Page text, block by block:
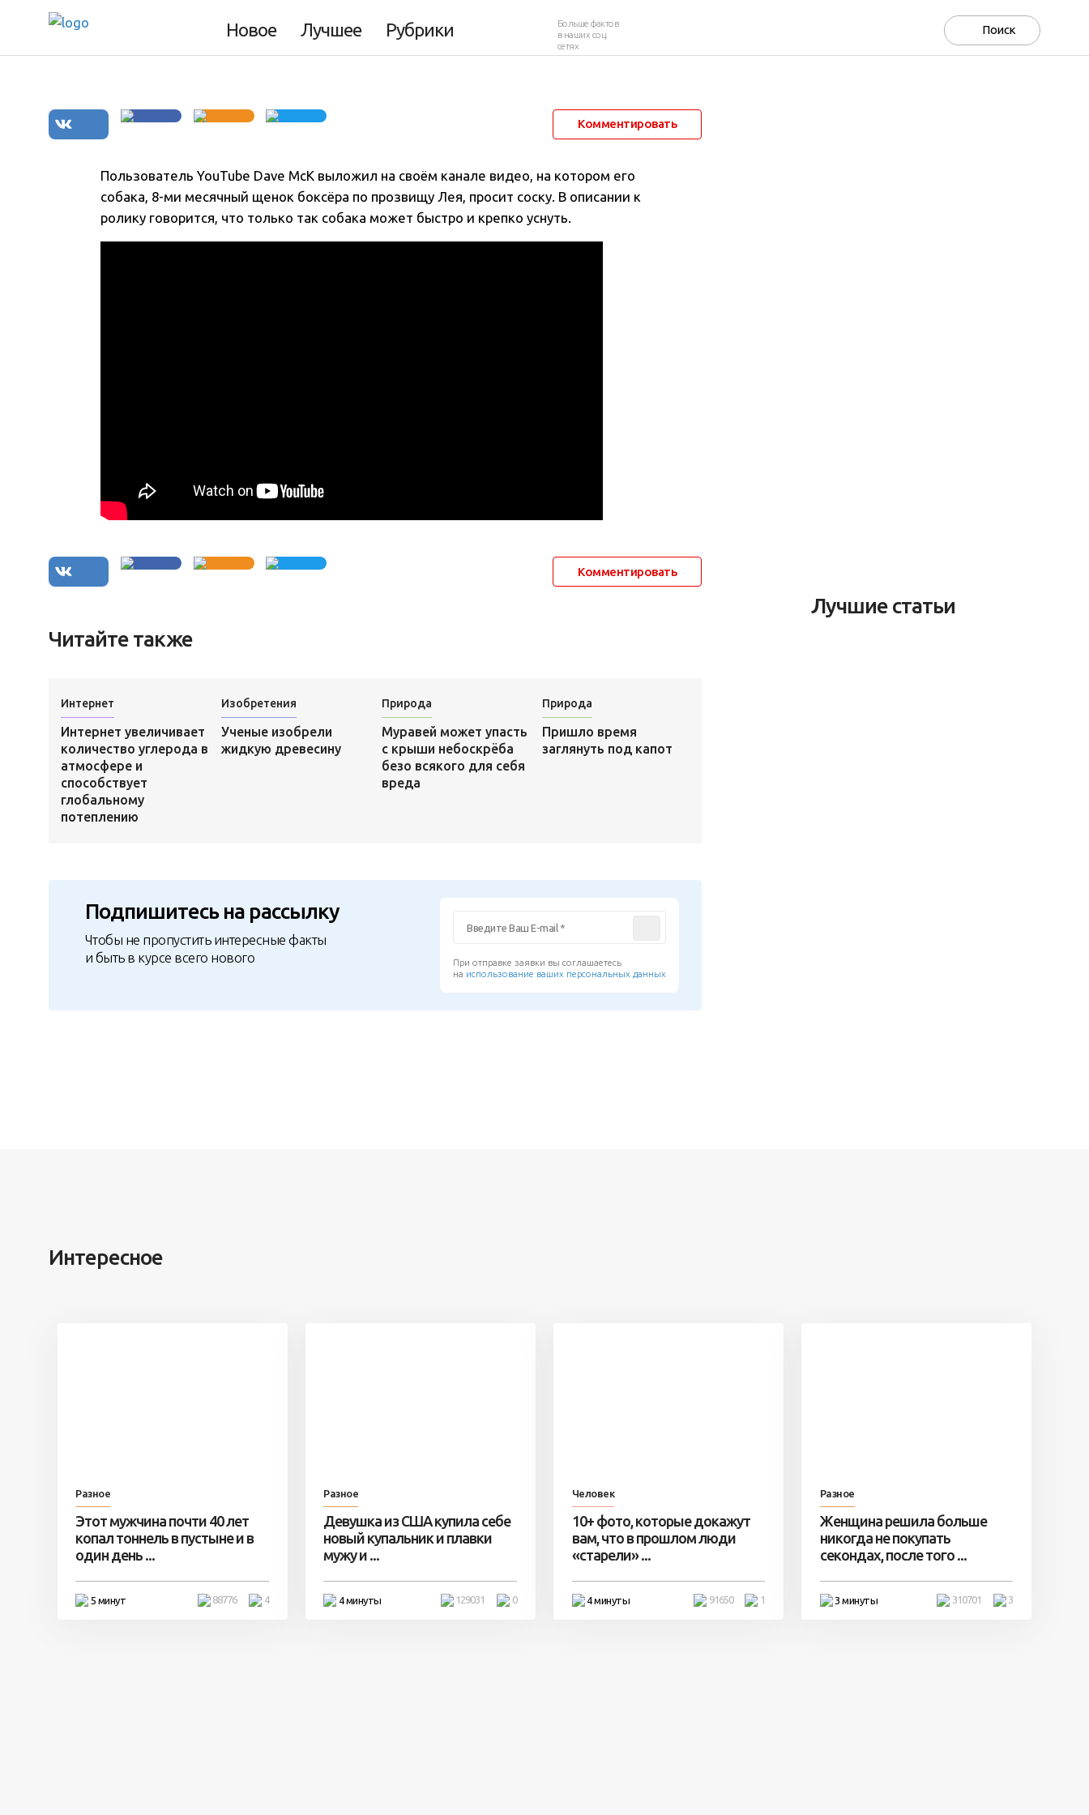
Новое Лучшее Рубрики
Больше фактов
в наших соц.
сетях
Комментировать
Пользователь YouTube Dave McK выложил на своём канале видео, на котором его
собака, 8-ми месячный щенок боксёра по прозвищу Лея, просит соску. В описании к
ролику говорится, что только так собака может быстро и крепко уснуть.
Комментировать
Читайте также
Интернет
Интернет увеличивает
количество углерода в
атмосфере и
способствует
глобальному
потеплению
Изобретения
Ученые изобрели
жидкую древесину
Природа
Муравей может упасть
с крыши небоскрёба
безо всякого для себя
вреда
Природа
Пришло время
заглянуть под капот
Подпишитесь на рассылку
Чтобы не пропустить интересные факты
и быть в курсе всего нового
При отправке заявки вы соглашаетесь
на использование ваших персональных данных
Лучшие статьи
Интересное
Разное
Этот мужчина почти 40 лет
копал тоннель в пустыне и в
один день ...
5 минут 4
88776
Разное
Девушка из США купила себе
новый купальник и плавки
мужу и ...
4 минуты 0
129031
Человек
10+ фото, которые докажут
вам, что в прошлом люди
«старели» ...
4 минуты 1
91650
Разное
Женщина решила больше
никогда не покупать
секондах, после того ...
3 минуты 3
310701